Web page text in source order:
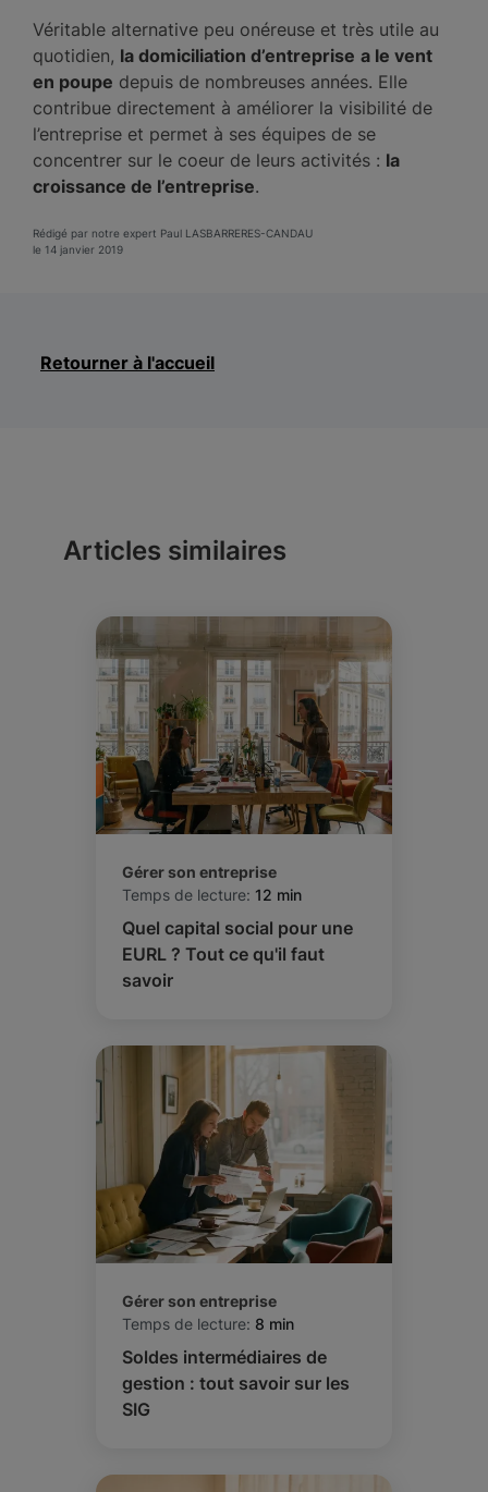
Véritable alternative peu onéreuse et très utile au
quotidien, la domiciliation d’entreprise a le vent
en poupe depuis de nombreuses années. Elle
contribue directement à améliorer la visibilité de
l’entreprise et permet à ses équipes de se
concentrer sur le coeur de leurs activités : la
croissance de l’entreprise.
Rédigé par notre expert Paul LASBARRERES-CANDAU
le 14 janvier 2019
Retourner à l'accueil
Articles similaires
Gérer son entreprise
Temps de lecture: 12 min
Quel capital social pour une
EURL ? Tout ce qu'il faut
savoir
Gérer son entreprise
Temps de lecture: 8 min
Soldes intermédiaires de
gestion : tout savoir sur les
SIG